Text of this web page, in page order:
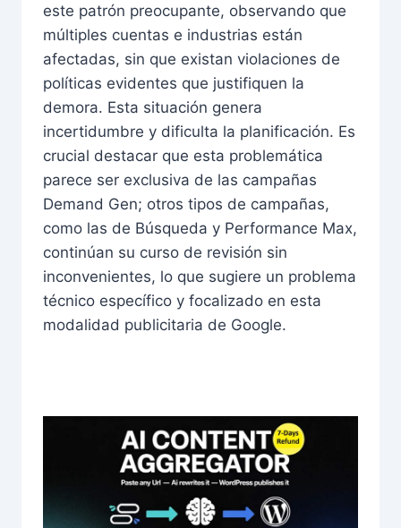
este patrón preocupante, observando que
múltiples cuentas e industrias están
afectadas, sin que existan violaciones de
políticas evidentes que justifiquen la
demora. Esta situación genera
incertidumbre y dificulta la planificación. Es
crucial destacar que esta problemática
parece ser exclusiva de las campañas
Demand Gen; otros tipos de campañas,
como las de Búsqueda y Performance Max,
continúan su curso de revisión sin
inconvenientes, lo que sugiere un problema
técnico específico y focalizado en esta
modalidad publicitaria de Google.